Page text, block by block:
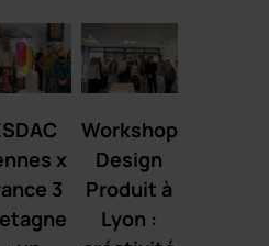
x
3
Workshop
Design
Produit à
Lyon :